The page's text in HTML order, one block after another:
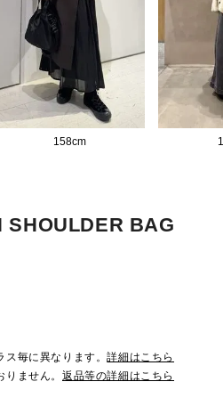
158cm
SHOULDER BAG
ス毎に異なります。詳細はこちら
ません。 返品等の詳細はこちら